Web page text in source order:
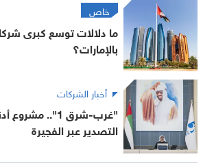
خاص
ما دلالات توسع كبرى
بالإمارات؟
أخبار الشركات
"غرب-شرق 1"..
التصدير عبر الفجيرة